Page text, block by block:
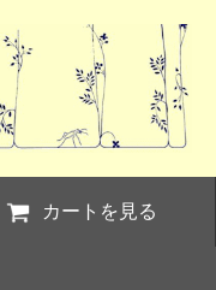
カートを見る